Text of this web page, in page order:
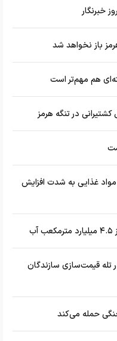
خبرنگار
باز نخواهد شد
هم مهم‌تر است
در تنگه هرمز
غذایی به شدت افزایش
تله قیمت‌سازی سازندگان